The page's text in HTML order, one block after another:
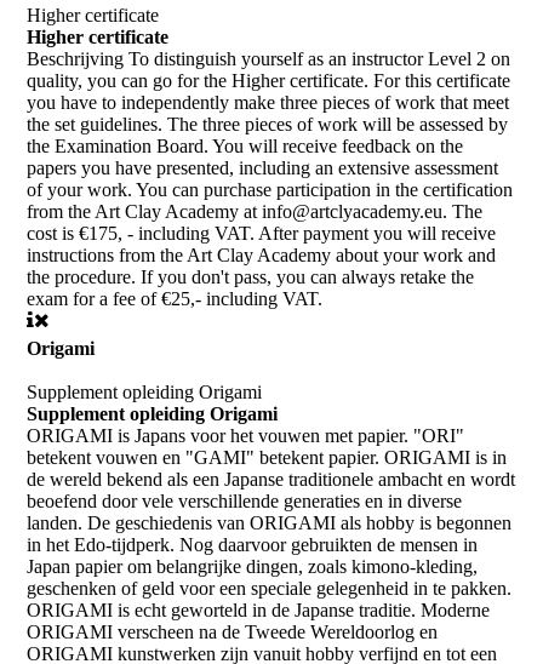
Higher certificate
Higher certificate
BeschrijvingTo distinguish yourself as an instructor Level 2 on
quality, you can go for the Higher certificate. For this certificate
you have to independently make three pieces of work that meet
the set guidelines. The three pieces of work will be assessed by
the Examination Board. You will receive feedback on the
papers you have presented, including an extensive assessment
of your work. You can purchase participation in the certification
from the Art Clay Academy at info@artclyacademy.eu. The
cost is €175, - including VAT. After payment you will receive
instructions from the Art Clay Academy about your work and
the procedure. If you don't pass, you can always retake the
exam for a fee of €25,- including VAT.
Origami
Supplement opleiding Origami
Supplement opleiding Origami
ORIGAMI is Japans voor het vouwen met papier. "ORI"
betekent vouwen en "GAMI" betekent papier. ORIGAMI is in
de wereld bekend als een Japanse traditionele ambacht en wordt
beoefend door vele verschillende generaties en in diverse
landen. De geschiedenis van ORIGAMI als hobby is begonnen
in het Edo-tijdperk. Nog daarvoor gebruikten de mensen in
Japan papier om belangrijke dingen, zoals kimono-kleding,
geschenken of geld voor een speciale gelegenheid in te pakken.
ORIGAMI is echt geworteld in de Japanse traditie. Moderne
ORIGAMI verscheen na de Tweede Wereldoorlog en
ORIGAMI kunstwerken zijn vanuit hobby verfijnd en tot een